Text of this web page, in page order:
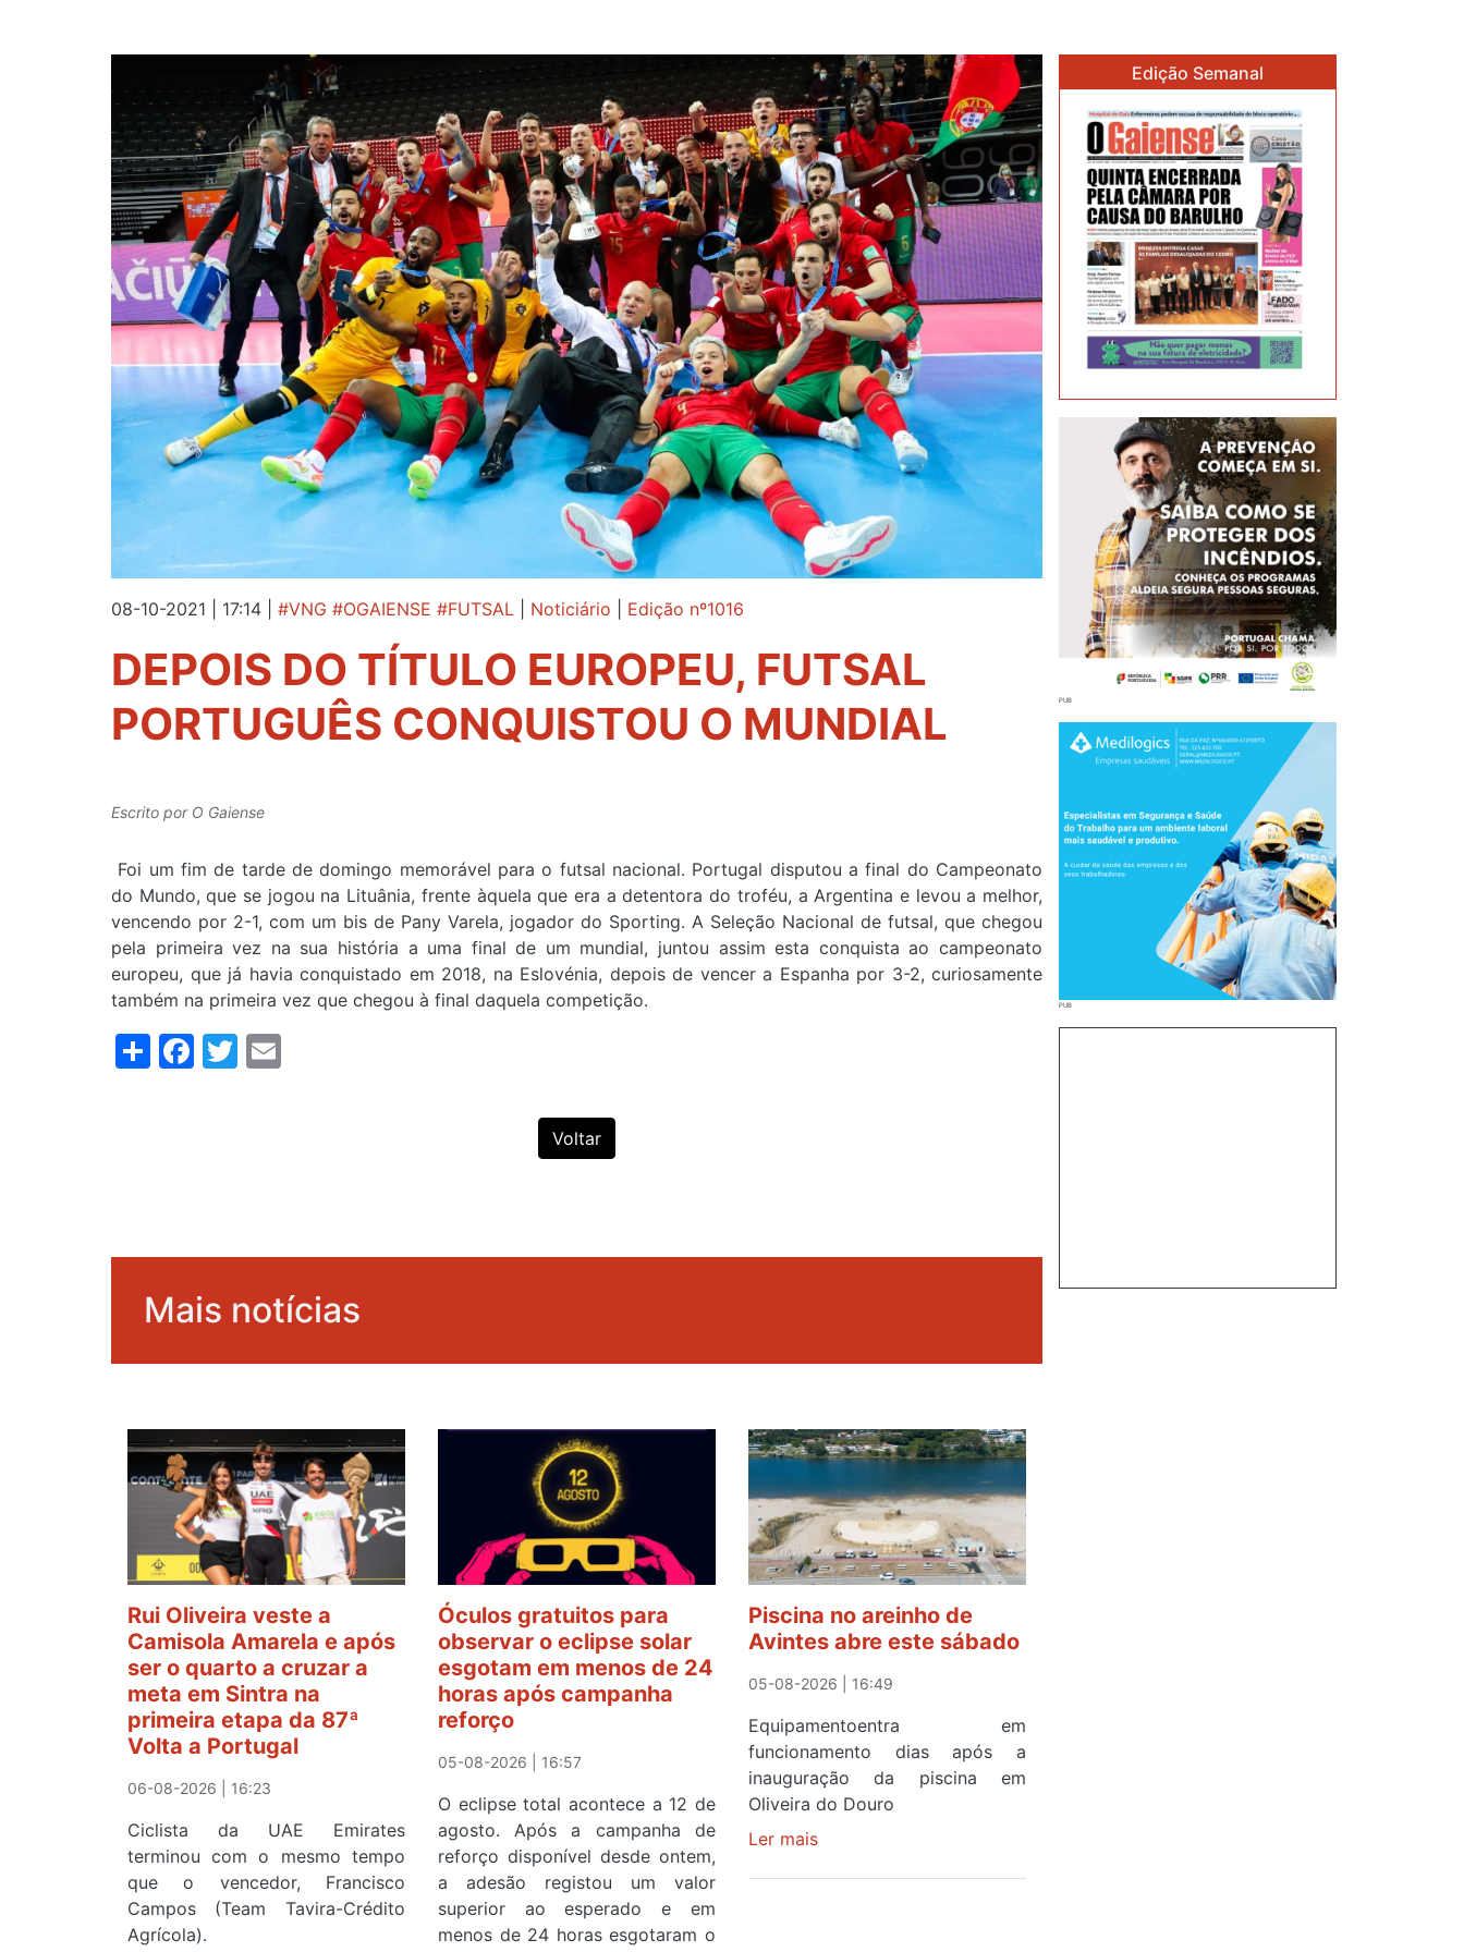
08-10-2021 | 17:14 #VNG #OGAIENSE #FUTSAL Noticiário Edição nº1016
DEPOIS DO TÍTULO EUROPEU, FUTSAL
PORTUGUÊS CONQUISTOU O MUNDIAL
Escrito por O Gaiense
Foi um fim de tarde de domingo memorável para o futsal nacional. Portugal disputou a final do Campeonato
do Mundo, que se jogou na Lituânia, frente àquela que era a detentora do troféu, a Argentina e levou a melhor,
vencendo por 2-1, com um bis de Pany Varela, jogador do Sporting. A Seleção Nacional de futsal, que chegou
pela primeira vez na sua história a uma final de um mundial, juntou assim esta conquista ao campeonato
europeu, que já havia conquistado em 2018, na Eslovénia, depois de vencer a Espanha por 3-2, curiosamente
também na primeira vez que chegou à final daquela competição.
ShareFacebook
Twitter
Voltar
Mais notícias
Rui Oliveira veste a
Camisola Amarela e após
ser o quarto a cruzar a
meta em Sintra na
primeira etapa da 87ª
Volta a Portugal
06-08-2026 | 16:23
Ciclista da UAE Emirates
terminou com o mesmo tempo
que o vencedor, Francisco
Campos (Team Tavira-Crédito
Agrícola).
Óculos gratuitos para
observar o eclipse solar
esgotam em menos de 24
horas após campanha
reforço
05-08-2026 | 16:57
O eclipse total acontece a 12 de
agosto. Após a campanha de
reforço disponível desde ontem,
a adesão registou um valor
superior ao esperado e em
menos de 24 horas esgotaram o
Piscina no areinho de
Avintes abre este sábado
05-08-2026 | 16:49
Equipamentoentra em
funcionamento dias após a
inauguração da piscina em
Oliveira do Douro
Ler maissobre
Edição Semanal